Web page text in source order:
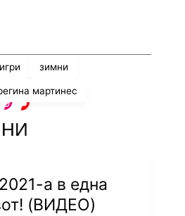
зимни
мартинес
а в една
(ВИДЕО)